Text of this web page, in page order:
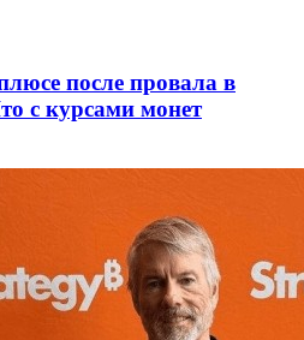
после провала в
с курсами монет